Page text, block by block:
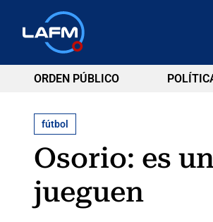
ORDEN PÚBLICO
fútbol
Osorio: es
jueguen